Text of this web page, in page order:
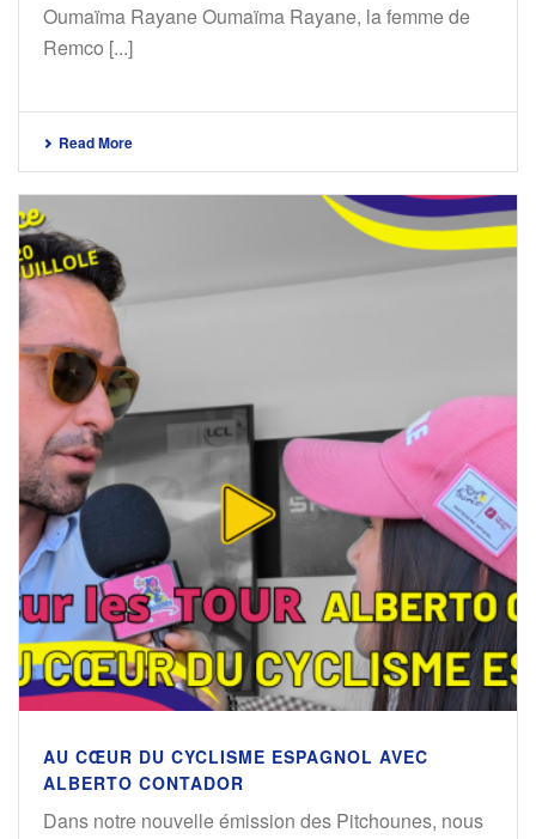
Oumaïma Rayane Oumaïma Rayane, la femme de
Remco [...]
Read More
AU CŒUR DU CYCLISME ESPAGNOL AVEC
ALBERTO CONTADOR
Dans notre nouvelle émission des Pitchounes, nous